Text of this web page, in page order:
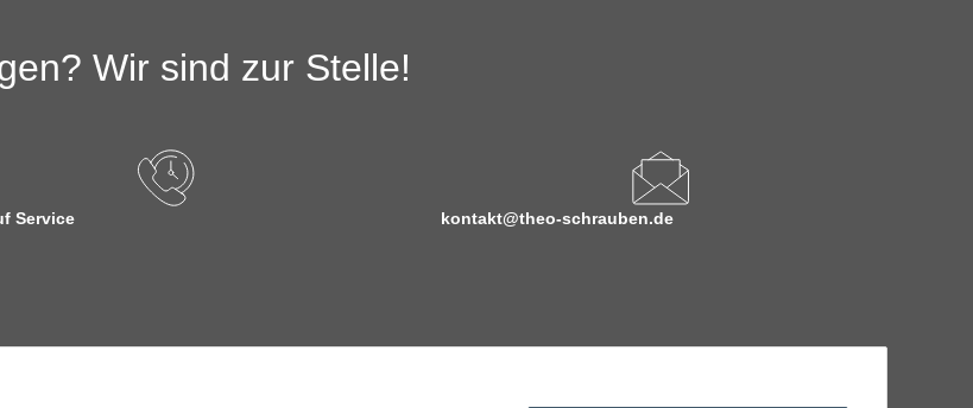
Wir sind zur Stelle!
Service kontakt@theo-schrauben.de